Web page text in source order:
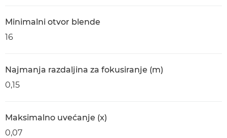
Minimalni otvor blende
16
Najmanja razdaljina za fokusiranje (m)
0,15
Maksimalno uvećanje (x)
0,07